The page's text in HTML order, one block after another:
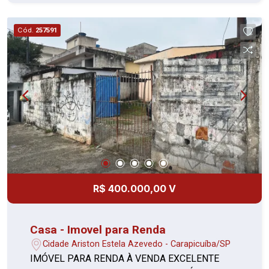
Cód. 257591
R$ 400.000,00 V
Casa - Imovel para Renda
Cidade Ariston Estela Azevedo - Carapicuíba/SP
IMÓVEL PARA RENDA À VENDA EXCELENTE